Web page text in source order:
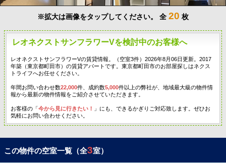
※拡大は画像をタップしてください。 全 20 枚
レオネクストサンフラワーVを検討中のお客様へ
レオネクストサンフラワーVの賃貸情報。（空室3件）2026年8月06日更新。2017
年築（東京都町田市）の賃貸アパートです。東京都町田市のお部屋探しはネクス
トライフへお任せください。
年間お問い合わせ数22,000件、成約数5,000件以上の弊社が、地域最大級の物件情
報から最新の物件情報をご紹介させていただきます。
お客様の「今から見に行きたい！
」にも、できるかぎりご対応致します。ぜひお
気軽にお問い合わせください。
この物件の空室一覧（全3室）